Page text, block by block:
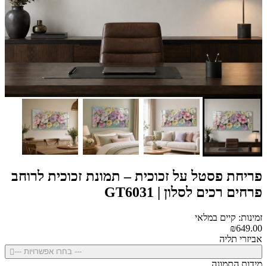
פריחת פסטל על זכוכית – תמונת זכוכית לרוחב
פרחים רכים לסלון | GT6031
זמינות: קיים במלאי
₪649.00
אביזרי תליה
--- בחרו אפשרויות ---
מידות התמונה